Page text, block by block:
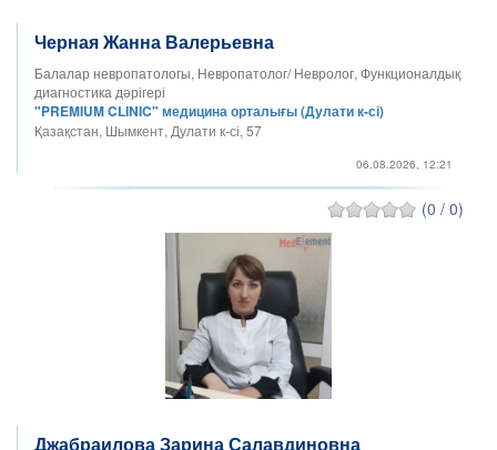
Черная Жанна Валерьевна
Балалар невропатологы, Невропатолог/ Невролог, Функционалдық
диагностика дәрігері
"PREMIUM CLINIC" медицина орталығы (Дулати к-сі)
Қазақстан, Шымкент, Дулати к-сі, 57
06.08.2026, 12:21
(0 / 0)
Джабраилова Зарина Салавдиновна